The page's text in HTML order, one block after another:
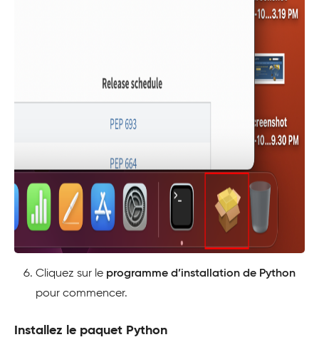
Cliquez sur le programme d’installation de Python
pour commencer.
Installez le paquet Python